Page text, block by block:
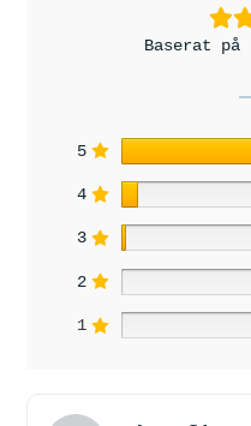
Baserat på
5
4
3
2
1